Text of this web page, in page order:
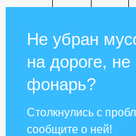
Не убран
на дороге, не
фонарь?
Столкнулись с
сообщите о ней!